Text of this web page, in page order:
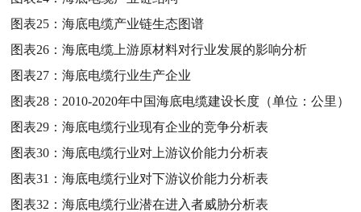
图表25：海底电缆产业链生态图谱
图表26：海底电缆上游原材料对行业发展的影响分析
图表27：海底电缆行业生产企业
图表28： 2010-2020年中国海底电缆建设长度（单位：公里）
图表29：海底电缆行业现有企业的竞争分析表
图表30：海底电缆行业对上游议价能力分析表
图表31：海底电缆行业对下游议价能力分析表
图表32：海底电缆行业潜在进入者威胁分析表